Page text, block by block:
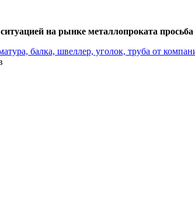
на рынке металлопроката